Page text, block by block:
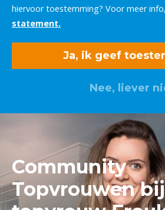
hiervoor toestemming? Voor meer
statement.
Ja, ik geef
Nee, liever
Community
Topvrouwen bij